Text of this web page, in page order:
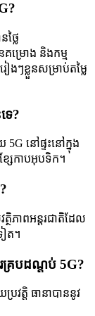
ថ្លៃ
គម្រោង និងកម្ម
ៗខ្លួនសម្រាប់តម្លៃ
េ?
នៅផ្ទះនៅក្នុង
សែកាបអុបទិក។
ភាពអន្តរជាតិដែល
ត។
គ្របដណ្តប់ 5G?
វត្តិ ធានាបាននូវ